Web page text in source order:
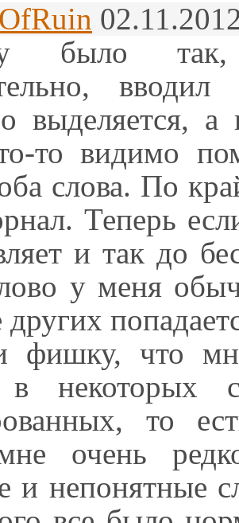
было
выделяется,
то видимо
слова. По
Теперь
и так до
у меня
фишку, что
некоторых
то
очень
и непонятные